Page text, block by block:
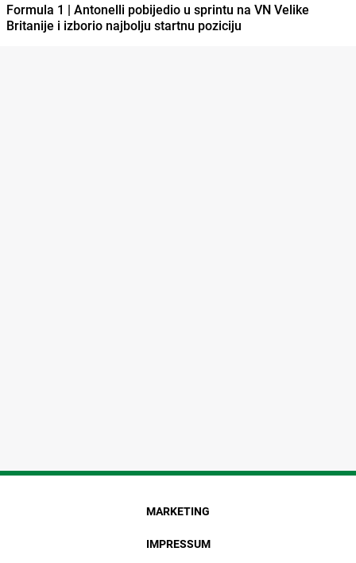
Formula 1 | Antonelli pobijedio u sprintu na VN Velike
Britanije i izborio najbolju startnu poziciju
MARKETING
IMPRESSUM